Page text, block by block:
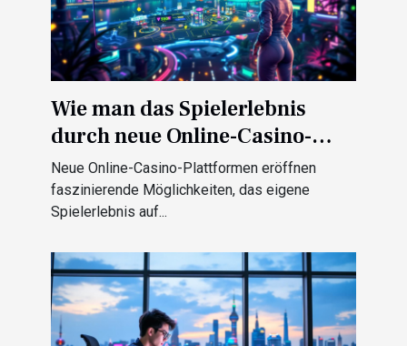
Wie man das Spielerlebnis
durch neue Online-Casino-
Plattformen auffrischen kann
Neue Online-Casino-Plattformen eröffnen
faszinierende Möglichkeiten, das eigene
Spielerlebnis auf...